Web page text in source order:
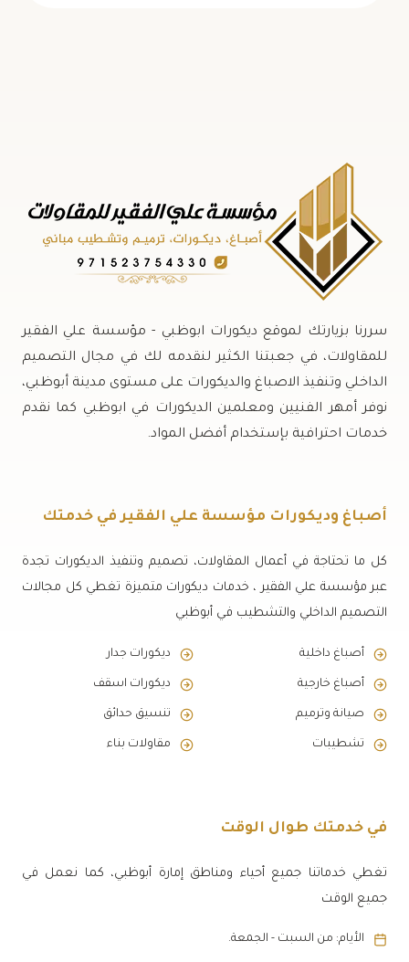
سررنا بزيارتك لموقع ديكورات ابوظبي - مؤسسة علي الفقير
للمقاولات، في جعبتنا الكثير لنقدمه لك في مجال التصميم
الداخلي وتنفيذ الاصباغ والديكورات على مستوى مدينة أبوظبي،
نوفر أمهر الفنيين ومعلمين الديكورات في ابوظبي كما نقدم
خدمات احترافية بإستخدام أفضل المواد.
أصباغ وديكورات مؤسسة علي الفقير في خدمتك
كل ما تحتاجة في أعمال المقاولات، تصميم وتنفيذ الديكورات تجدة
عبر مؤسسة علي الفقير ، خدمات ديكورات متميزة تغطي كل مجالات
التصميم الداخلي والتشطيب في أبوظبي
أصباغ داخلية ديكورات جدار
أصباغ خارجية ديكورات اسقف
صيانة وترميم تنسيق حدائق
تشطيبات مقاولات بناء
في خدمتك طوال الوقت
تغطي خدماتنا جميع أحياء ومناطق إمارة أبوظبي، كما نعمل في
جميع الوقت
الأيام: من السبت - الجمعة.